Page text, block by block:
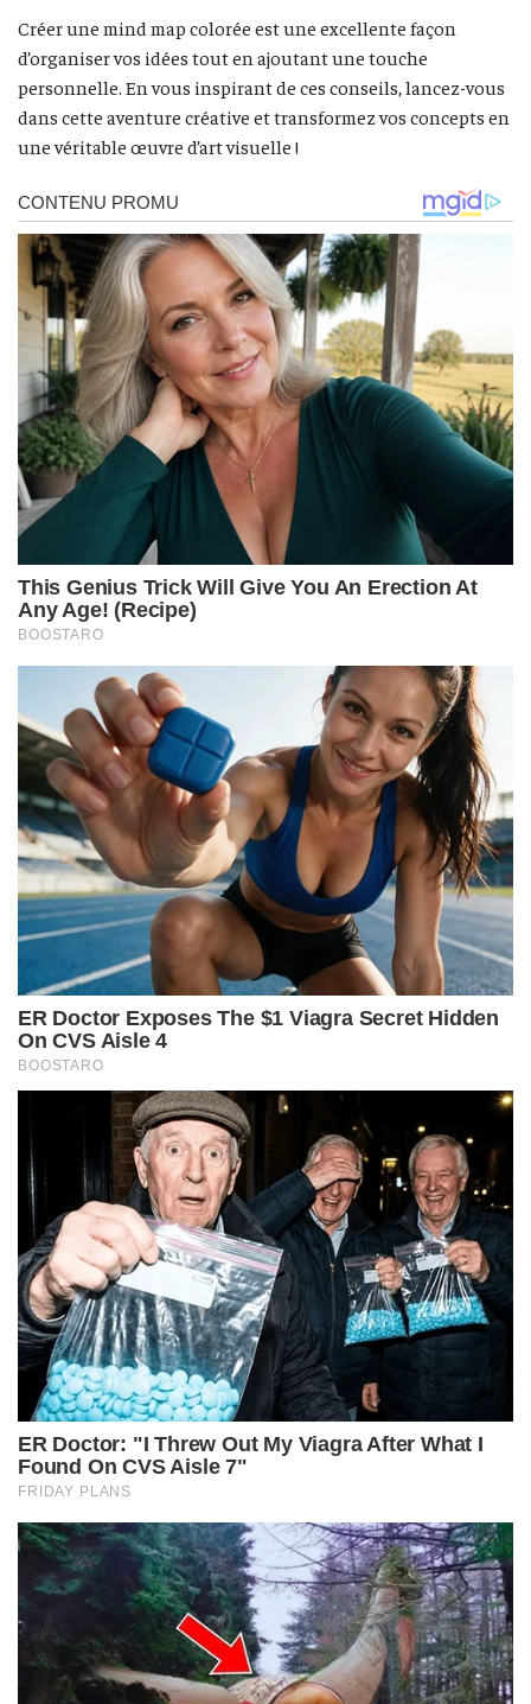
Créer une mind map colorée est une excellente façon
d’organiser vos idées tout en ajoutant une touche
personnelle. En vous inspirant de ces conseils, lancez-vous
dans cette aventure créative et transformez vos concepts en
une véritable œuvre d’art visuelle !